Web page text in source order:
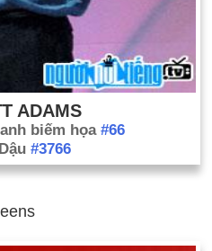
ADAMS
biếm họa #66
#3766